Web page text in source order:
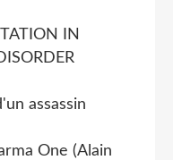
IN
assassin
One (Alain